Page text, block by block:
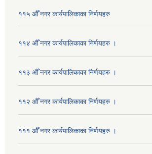
११५ औँ नगर कार्यपालिकाका निर्णयहरु
११४ औँ नगर कार्यपालिकाका निर्णयहरु ।
११३ औँ नगर कार्यपालिकाका निर्णयहरु ।
११२ औँ नगर कार्यपालिकाका निर्णयहरु ।
१११ औँ नगर कार्यपालिकाका निर्णयहरु ।